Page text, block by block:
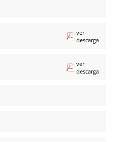
ver
descarga
ver
descarga